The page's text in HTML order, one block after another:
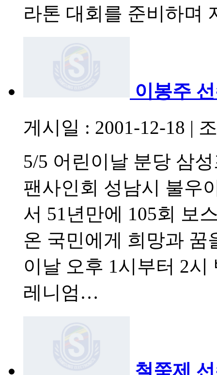
라톤 대회를 준비하며
이봉주
게시일 : 2001-12-18 |
5/5 어린이날 분당 삼
팬사인회 성남시 불우
서 51년만에 105회 보
온 국민에게 희망과 꿈
이날 오후 1시부터 2
레니엄…
철쭉제